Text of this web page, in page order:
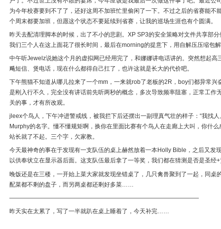
为今年校赛要到不了了，还好这周不加班忙里偷闲了一下。不过之后的省赛能不
个周末都要加班，但愿这个状态不要延续到省赛，让我的巡场生涯也有个圆满。
昨天去配清理脚本的时候，出了不小的悲剧。XP SP3的安全策略对文件共享部
我们三个人在这上面花了很长时间，最后在morning的提意下，用自解压压缩包
中午听Jewelz说她这个月的虚拟网已经用完了，和娜娜讲电话讲的。突然想起
飚短信、煲电话，现在什么都得自己扛了，也许这就是长大的代价吧。
下午熊猫不知道从哪儿拉来了一个mm，一来就rob了老板的2R，boy们都异常
是刚入行不久，完全没有讲话前先听两秒的概念，多次导致频率阻塞，正常工作
关的事，才有所改观。
jleex个鸟人，下午冲进警戒线，被我拦下后还摆出一副理真气壮的样子：“我找
Murphy的名字。懂不懂规矩啊，换你在里面比赛有个鸟人在走廊上大叫，你什
站长就了不起。三个字，欠家教。
今天最神奇的事在于发现有一支队伍的桌上赫然放着一本Holly Bible，之后又发
以供奉状立在显示器后面。这支队伍最后拿了一等奖，我们都在猜测是否是圣经
晚饭还是在三楼，一开始上菜大家就发现坐错桌了，几只禽兽聚到了一起，同桌
配菜都不剩的盘子，而另两桌都还剩好多菜……
————————————————————————————————
昨天实在太累了，写了一半就趴在桌上睡着了，今天补完……